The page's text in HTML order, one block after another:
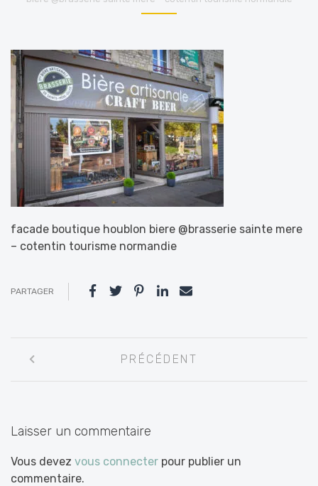
facade boutique houblon biere @brasserie sainte mere
– cotentin tourisme normandie
PARTAGER
entre
PRÉCÉDENT
Laisser un commentaire
Vous devez vous connecter pour publier un
commentaire.